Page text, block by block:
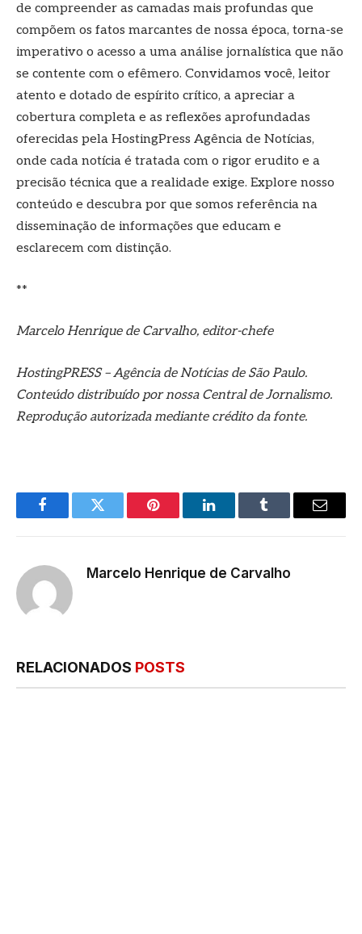
de compreender as camadas mais profundas que
compõem os fatos marcantes de nossa época, torna-se
imperativo o acesso a uma análise jornalística que não
se contente com o efêmero. Convidamos você, leitor
atento e dotado de espírito crítico, a apreciar a
cobertura completa e as reflexões aprofundadas
oferecidas pela HostingPress Agência de Notícias,
onde cada notícia é tratada com o rigor erudito e a
precisão técnica que a realidade exige. Explore nosso
conteúdo e descubra por que somos referência na
disseminação de informações que educam e
esclarecem com distinção.
**
Marcelo Henrique de Carvalho, editor-chefe
HostingPRESS – Agência de Notícias de São Paulo.
Conteúdo distribuído por nossa Central de Jornalismo.
Reprodução autorizada mediante crédito da fonte.
FacebookTwitter Pinterest LinkedInTumblr
E-
Marcelo Henrique de Carvalho
RELACIONADOS POSTS